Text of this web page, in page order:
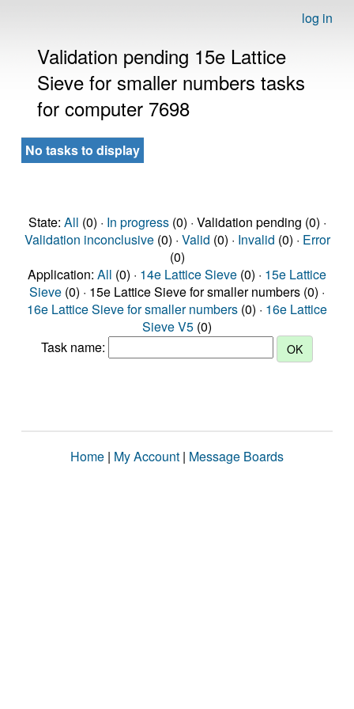
log in
Validation pending 15e Lattice
Sieve for smaller numbers tasks
for computer 7698
No tasks to display
State: All (0) · In progress(0) · Validation pending (0) ·
Validation inconclusive(0) · Valid (0) · Invalid (0) · Error
(0)
Application: All (0) · 14e Lattice Sieve (0) · 15e Lattice
Sieve (0) · 15e Lattice Sieve for smaller numbers (0) ·
16e Lattice Sieve for smaller numbers (0) · 16e Lattice
Sieve V5 (0)
Task name:
Home | My Account | Message Boards